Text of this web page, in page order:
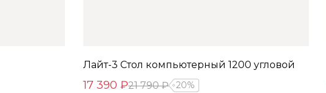
Лайт-3 Стол компьютерный 1200 угловой
17 390 ₽21 790 ₽ 20%